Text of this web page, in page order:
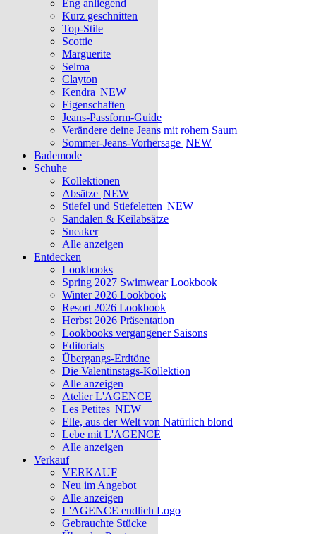
Eng anliegend
Kurz geschnitten
Top-Stile
Scottie
Marguerite
Selma
Clayton
Kendra NEW
Eigenschaften
Jeans-Passform-Guide
Verändere deine Jeans mit rohem Saum
Sommer-Jeans-Vorhersage NEW
Bademode
Schuhe
Kollektionen
Absätze NEW
Stiefel und Stiefeletten NEW
Sandalen & Keilabsätze
Sneaker
Alle anzeigen
Entdecken
Lookbooks
Spring 2027 Swimwear Lookbook
Winter 2026 Lookbook
Resort 2026 Lookbook
Herbst 2026 Präsentation
Lookbooks vergangener Saisons
Editorials
Übergangs-Erdtöne
Die Valentinstags-Kollektion
Alle anzeigen
Atelier L'AGENCE
Les Petites NEW
Elle, aus der Welt von Natürlich blond
Lebe mit L'AGENCE
Alle anzeigen
Verkauf
VERKAUF
Neu im Angebot
Alle anzeigen
L'AGENCE endlich Logo
Gebrauchte Stücke